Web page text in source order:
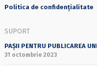
Politica de confidențialitate
SUPORT
PAȘII PENTRU PUBLICAREA
31 octombrie 2023